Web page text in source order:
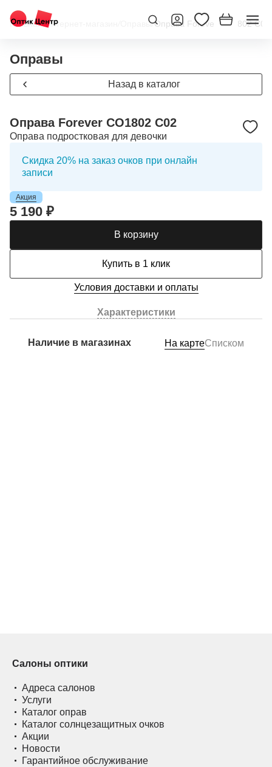
Главная/Интернет-магазин Оправы/Оправа Forever CO1802 C02
Оправы
Назад в каталог
Оправа Forever CO1802 C02
Оправа подростковая для девочки
Скидка 20% на заказ очков при онлайн
записи
Акция
5 190 ₽
В корзину
Купить в 1 клик
Условия доставки и оплаты
Характеристики
Наличие в магазинах На картеСписком
Салоны оптики
Адреса салонов
Услуги
Каталог оправ
Каталог солнцезащитных очков
Акции
Новости
Гарантийное обслуживание